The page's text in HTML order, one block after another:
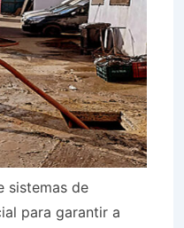
sistemas de
para garantir a